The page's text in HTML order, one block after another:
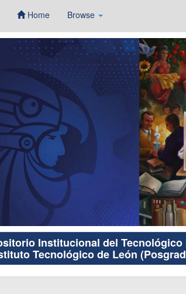
Home Browse
Institucional del Tecnológico
Tecnológico de León